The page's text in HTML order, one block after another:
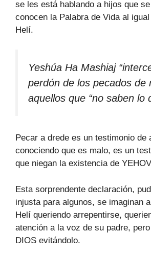
se les está hablando a hijos que
conocen la Palabra de Vida al
Helí.
Yeshúa Ha Mashiaj
perdón de los pecados de
aquellos que “no saben lo
Pecar a drede es un testimonio de
conociendo que es malo, es un
que niegan la existencia de
Esta sorprendente declaración,
injusta para algunos, se imaginan
Helí queriendo arrepentirse,
atención a la voz de su padre,
DIOS evitándolo.